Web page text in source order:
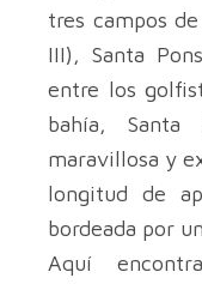
tres campos
III), Santa
entre los
bahía, Santa
maravillosa y
longitud de
bordeada por
Aquí